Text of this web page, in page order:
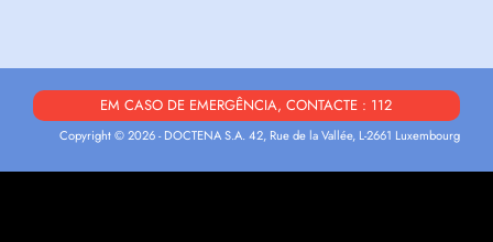
EM CASO DE EMERGÊNCIA, CONTACTE : 112
Copyright © 2026 - DOCTENA S.A. 42, Rue de la Vallée, L-2661 Luxembourg